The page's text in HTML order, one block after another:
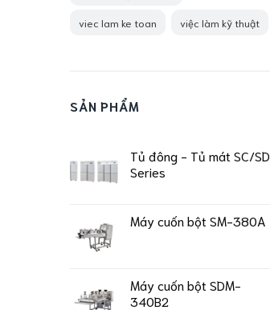
viec lam ke toan việc làm kỹ thuật
SẢN PHẨM
Tủ đông - Tủ mát SC/SD
Series
Máy cuốn bột SM-380A
Máy cuốn bột SDM-
340B2